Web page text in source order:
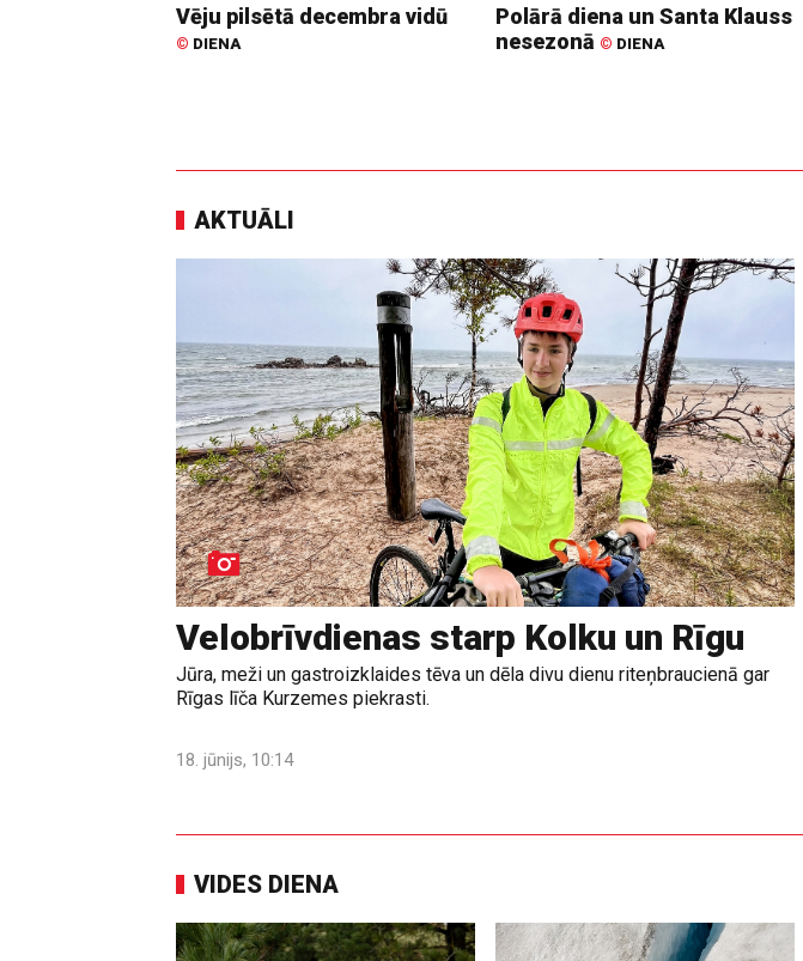
Vēju pilsētā decembra vidū
© DIENA
Polārā diena un Santa Klauss
nesezonā © DIENA
AKTUĀLI
Velobrīvdienas starp Kolku un Rīgu
Jūra, meži un gastroizklaides tēva un dēla divu dienu riteņbraucienā gar
Rīgas līča Kurzemes piekrasti.
18. jūnijs, 10:14
VIDES DIENA